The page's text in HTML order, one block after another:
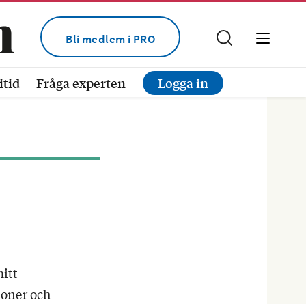
Bli medlem i PRO
Fråga experten Logga in
och